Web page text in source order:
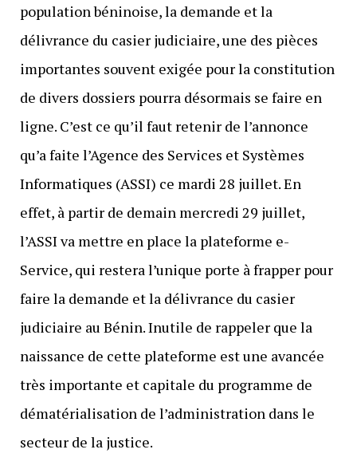
population béninoise, la demande et la
délivrance du casier judiciaire, une des pièces
importantes souvent exigée pour la constitution
de divers dossiers pourra désormais se faire en
ligne. C’est ce qu’il faut retenir de l’annonce
qu’a faite l’Agence des Services et Systèmes
Informatiques (ASSI) ce mardi 28 juillet. En
effet, à partir de demain mercredi 29 juillet,
l’ASSI va mettre en place la plateforme e-
Service, qui restera l’unique porte à frapper pour
faire la demande et la délivrance du casier
judiciaire au Bénin. Inutile de rappeler que la
naissance de cette plateforme est une avancée
très importante et capitale du programme de
dématérialisation de l’administration dans le
secteur de la justice.